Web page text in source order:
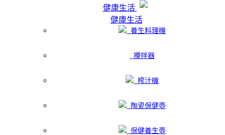
健康生活
健康生活
養生料理機
攪拌器
榨汁機
陶瓷保健壺
保健養生壺